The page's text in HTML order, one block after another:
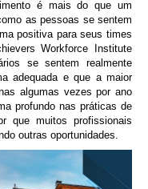
é mais do que um
as pessoas se sentem
positiva para seus times
Workforce Institute
se sentem realmente
adequada e que a maior
algumas vezes por ano
profundo nas práticas de
que muitos profissionais
outras oportunidades.